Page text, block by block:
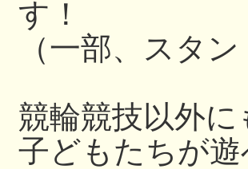
す！
（一部、スタ
競輪競技以外
子どもたちが